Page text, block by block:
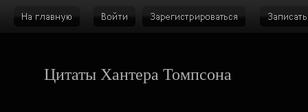
Цитаты Хантера Томпсона